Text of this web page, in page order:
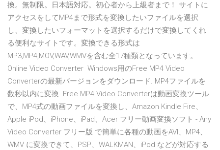
換。無制限。日本語対応。初心者から上級者まで！ サイトに
アクセスをしてMP4まで形式を変換したいファイルを選択
し、変換したいフォーマットを選択するだけで変換してくれ
る便利なサイトです。変換できる形式は
MP3,MP4,MOV,WAV,WMVを含む全17種類となっています。
Online Video Converter Windows用のFree MP4 Video
Converterの最新バージョンをダウンロード. MP4ファイルを
数秒以内に変換. Free MP4 Video Converterは動画変換ツール
で、MP4式の動画ファイルを変換し、Amazon Kindle Fire、
Apple iPod、iPhone、iPad、Acer フリー動画変換ソフト - Any
Video Converter フリー版 で簡単に各種の動画をAVI、MP4、
WMV に変換できて、PSP、WALKMAN、iPod などが対応する